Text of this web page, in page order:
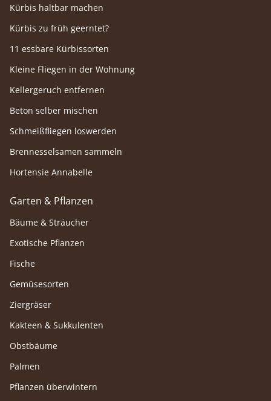
Kürbis haltbar machen
Kürbis zu früh geerntet?
11 essbare Kürbissorten
Kleine Fliegen in der Wohnung
Kellergeruch entfernen
Beton selber mischen
Schmeißfliegen loswerden
Brennesselsamen sammeln
Hortensie Annabelle
Garten & Pflanzen
Bäume & Sträucher
Exotische Pflanzen
Fische
Gemüsesorten
Ziergräser
Kakteen & Sukkulenten
Obstbäume
Palmen
Pflanzen überwintern